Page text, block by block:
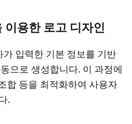
용한 로고 디자인
입력한 기본 정보를 기반
으로 생성합니다. 이 과정에
합 등을 최적화하여 사용자
.